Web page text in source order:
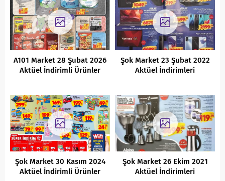
A101 Market 28 Şubat 2026
Aktüel İndirimli Ürünler
Şok Market 23 Şubat 2022
Aktüel İndirimleri
Şok Market 30 Kasım 2024
Aktüel İndirimli Ürünler
Şok Market 26 Ekim 2021
Aktüel İndirimleri